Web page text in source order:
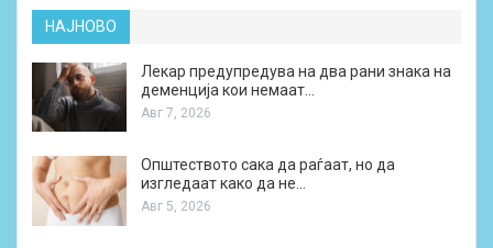
НАЈНОВО
Лекар предупредува на два рани знака на
деменција кои немаат…
Авг 7, 2026
Општеството сака да раѓаат, но да
изгледаат како да не…
Авг 5, 2026